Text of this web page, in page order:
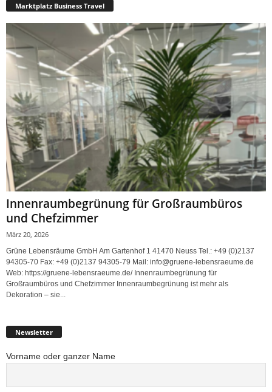
Marktplatz Business Travel
Innenraumbegrünung für Großraumbüros
und Chefzimmer
März 20, 2026
Grüne Lebensräume GmbH Am Gartenhof 1 41470 Neuss Tel.: +49 (0)2137
94305-70 Fax: +49 (0)2137 94305-79 Mail: info@gruene-lebensraeume.de
Web: https://gruene-lebensraeume.de/ Innenraumbegrünung für
Großraumbüros und Chefzimmer Innenraumbegrünung ist mehr als
Dekoration – sie...
Newsletter
Vorname oder ganzer Name